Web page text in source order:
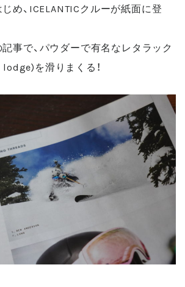
め、ICELANTICクルーが紙面に登
事で、パウダーで有名なレタラック
を滑りまくる！